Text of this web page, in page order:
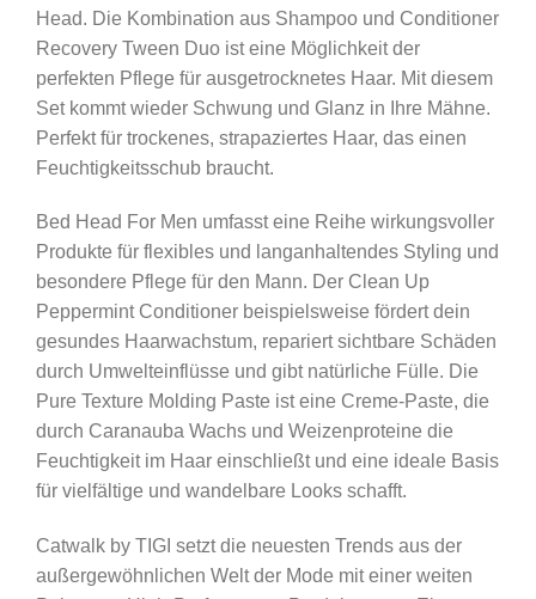
Head. Die Kombination aus Shampoo und Conditioner
Recovery Tween Duo ist eine Möglichkeit der
perfekten Pflege für ausgetrocknetes Haar. Mit diesem
Set kommt wieder Schwung und Glanz in Ihre Mähne.
Perfekt für trockenes, strapaziertes Haar, das einen
Feuchtigkeitsschub braucht.
Bed Head For Men umfasst eine Reihe wirkungsvoller
Produkte für flexibles und langanhaltendes Styling und
besondere Pflege für den Mann. Der Clean Up
Peppermint Conditioner beispielsweise fördert dein
gesundes Haarwachstum, repariert sichtbare Schäden
durch Umwelteinflüsse und gibt natürliche Fülle. Die
Pure Texture Molding Paste ist eine Creme-Paste, die
durch Caranauba Wachs und Weizenproteine die
Feuchtigkeit im Haar einschließt und eine ideale Basis
für vielfältige und wandelbare Looks schafft.
Catwalk by TIGI setzt die neuesten Trends aus der
außergewöhnlichen Welt der Mode mit einer weiten